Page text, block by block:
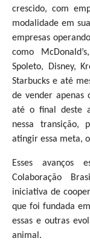
crescido, com
modalidade em
empresas
como
Spoleto, Disney,
Starbucks e até
de vender apenas
até o final deste
nessa transição,
atingir essa meta,
Esses avanços
Colaboração
iniciativa de
que foi fundada
essas e outras
animal.